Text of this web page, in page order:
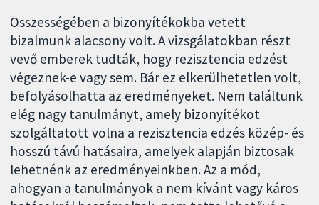
Összességében a bizonyítékokba vetett
bizalmunk alacsony volt. A vizsgálatokban részt
vevő emberek tudták, hogy rezisztencia edzést
végeznek-e vagy sem. Bár ez elkerülhetetlen volt,
befolyásolhatta az eredményeket. Nem találtunk
elég nagy tanulmányt, amely bizonyítékot
szolgáltatott volna a rezisztencia edzés közép- és
hosszú távú hatásaira, amelyek alapján biztosak
lehetnénk az eredményeinkben. Az a mód,
ahogyan a tanulmányok a nem kívánt vagy káros